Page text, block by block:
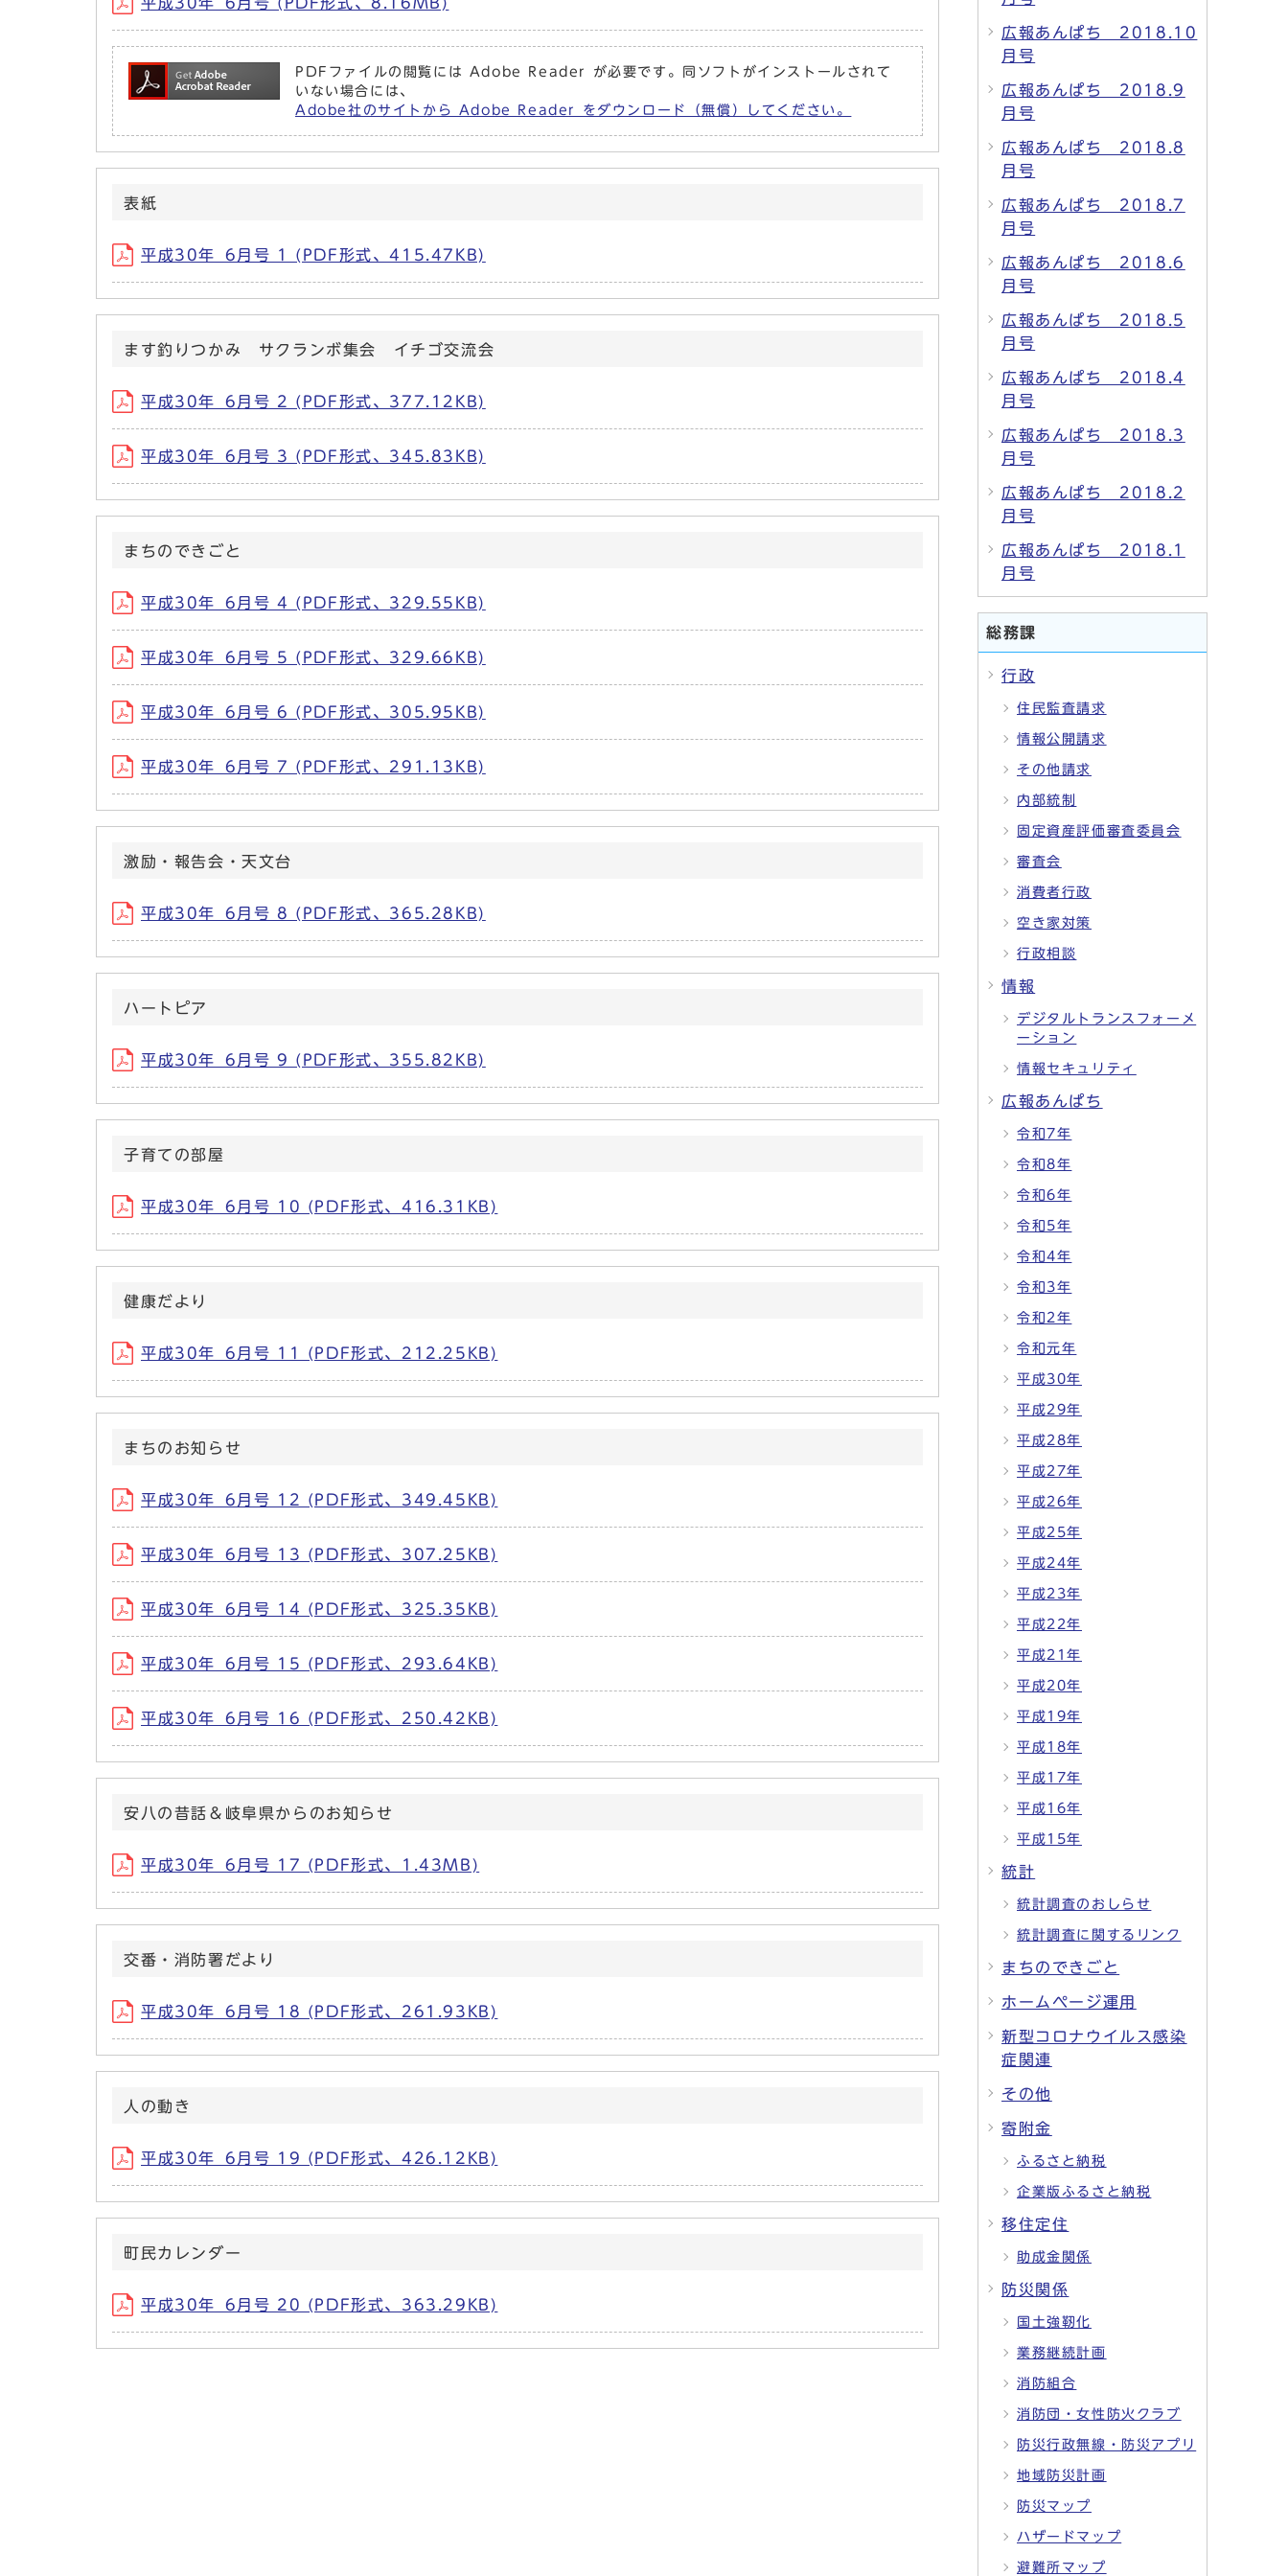
PDFファイルの閲覧には Adobe Reader が必要です。同ソフトがインストールされて
いない場合には、
Adobe社のサイトから Adobe Reader をダウンロード（無償）してください。
表紙
平成30年_6月号 1 (PDF形式、415.47KB)
ます釣りつかみ サクランボ集会 イチゴ交流会
平成30年_6月号 2 (PDF形式、377.12KB)
平成30年_6月号 3 (PDF形式、345.83KB)
まちのできごと
平成30年_6月号 4 (PDF形式、329.55KB)
平成30年_6月号 5 (PDF形式、329.66KB)
平成30年_6月号 6 (PDF形式、305.95KB)
平成30年_6月号 7 (PDF形式、291.13KB)
激励・報告会・天文台
平成30年_6月号 8 (PDF形式、365.28KB)
ハートピア
平成30年_6月号 9 (PDF形式、355.82KB)
子育ての部屋
平成30年_6月号 10 (PDF形式、416.31KB)
健康だより
平成30年_6月号 11 (PDF形式、212.25KB)
まちのお知らせ
平成30年_6月号 12 (PDF形式、349.45KB)
平成30年_6月号 13 (PDF形式、307.25KB)
平成30年_6月号 14 (PDF形式、325.35KB)
平成30年_6月号 15 (PDF形式、293.64KB)
平成30年_6月号 16 (PDF形式、250.42KB)
安八の昔話＆岐阜県からのお知らせ
平成30年_6月号 17 (PDF形式、1.43MB)
交番・消防署だより
平成30年_6月号 18 (PDF形式、261.93KB)
人の動き
平成30年_6月号 19 (PDF形式、426.12KB)
町民カレンダー
平成30年_6月号 20 (PDF形式、363.29KB)
広報あんぱち 2018.10
月号
広報あんぱち 2018.9
月号
広報あんぱち 2018.8
月号
広報あんぱち 2018.7
月号
広報あんぱち 2018.6
月号
広報あんぱち 2018.5
月号
広報あんぱち 2018.4
月号
広報あんぱち 2018.3
月号
広報あんぱち 2018.2
月号
広報あんぱち 2018.1
月号
総務課
行政
住民監査請求
情報公開請求
その他請求
内部統制
固定資産評価審査委員会
審査会
消費者行政
空き家対策
行政相談
情報
デジタルトランスフォーメ
ーション
情報セキュリティ
広報あんぱち
令和7年
令和8年
令和6年
令和5年
令和4年
令和3年
令和2年
令和元年
平成30年
平成29年
平成28年
平成27年
平成26年
平成25年
平成24年
平成23年
平成22年
平成21年
平成20年
平成19年
平成18年
平成17年
平成16年
平成15年
統計
統計調査のおしらせ
統計調査に関するリンク
まちのできごと
ホームページ運用
新型コロナウイルス感染
症関連
その他
寄附金
ふるさと納税
企業版ふるさと納税
移住定住
助成金関係
防災関係
国土強靭化
業務継続計画
消防組合
消防団・女性防火クラブ
防災行政無線・防災アプリ
地域防災計画
防災マップ
ハザードマップ
避難所マップ